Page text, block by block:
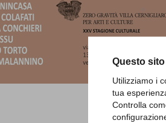
Questo
Utilizziamo i
tua
Controlla